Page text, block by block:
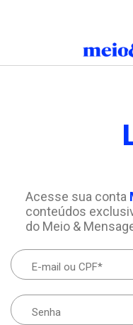
Acesse sua conta
conteúdos
do Meio &